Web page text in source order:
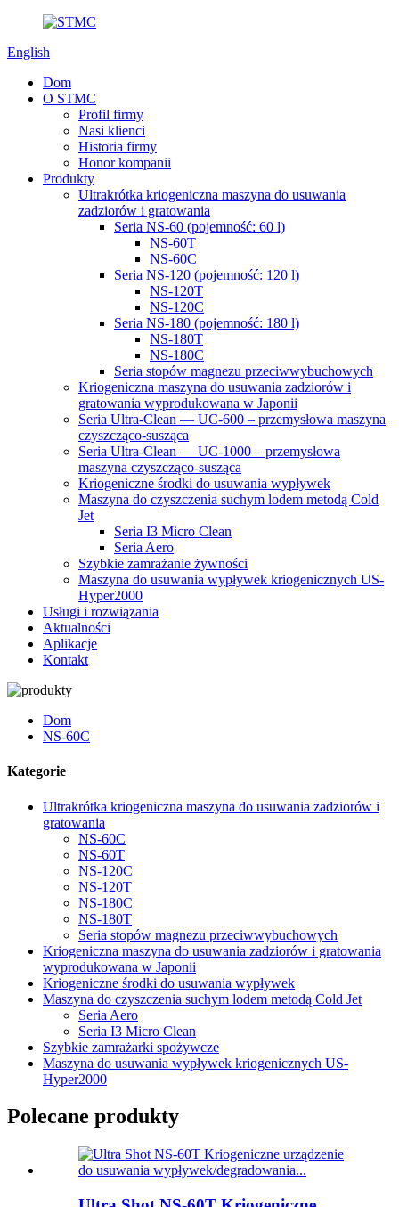
English
Dom
O STMC
Profil firmy
Nasi klienci
Historia firmy
Honor kompanii
Produkty
Ultrakrótka kriogeniczna maszyna do usuwania
zadziorów i gratowania
Seria NS-60 (pojemność: 60 l)
NS-60T
NS-60C
Seria NS-120 (pojemność: 120 l)
NS-120T
NS-120C
Seria NS-180 (pojemność: 180 l)
NS-180T
NS-180C
Seria stopów magnezu przeciwwybuchowych
Kriogeniczna maszyna do usuwania zadziorów i
gratowania wyprodukowana w Japonii
Seria Ultra-Clean — UC-600 – przemysłowa maszyna
czyszcząco-susząca
Seria Ultra-Clean — UC-1000 – przemysłowa
maszyna czyszcząco-susząca
Kriogeniczne środki do usuwania wypływek
Maszyna do czyszczenia suchym lodem metodą Cold
Jet
Seria I3 Micro Clean
Seria Aero
Szybkie zamrażanie żywności
Maszyna do usuwania wypływek kriogenicznych US-
Hyper2000
Usługi i rozwiązania
Aktualności
Aplikacje
Kontakt
Dom
NS-60C
Kategorie
Ultrakrótka kriogeniczna maszyna do usuwania zadziorów i
gratowania
NS-60C
NS-60T
NS-120C
NS-120T
NS-180C
NS-180T
Seria stopów magnezu przeciwwybuchowych
Kriogeniczna maszyna do usuwania zadziorów i gratowania
wyprodukowana w Japonii
Kriogeniczne środki do usuwania wypływek
Maszyna do czyszczenia suchym lodem metodą Cold Jet
Seria Aero
Seria I3 Micro Clean
Szybkie zamrażarki spożywcze
Maszyna do usuwania wypływek kriogenicznych US-
Hyper2000
Polecane produkty